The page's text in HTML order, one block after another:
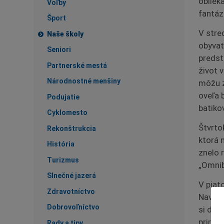
Voľby
Šport
Naše školy
Seniori
Partnerské mestá
Národnostné menšiny
Podujatie
Cyklomesto
Rekonštrukcia
História
Turizmus
Slnečné jazerá
Zdravotníctvo
Dobrovoľníctvo
V
život
môžu
oveľa
ktorá
znelo
V
si deti